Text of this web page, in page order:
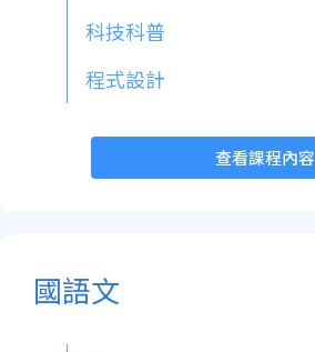
科技科普
程式設計
查看課程內容
國語文